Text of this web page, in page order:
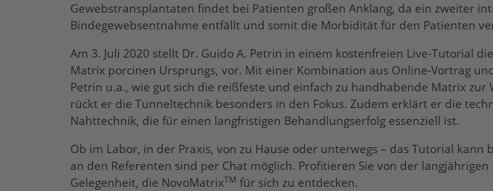
Gewebstransplantaten findet bei Patienten großen Anklang, da ein zweiter
Bindegewebsentnahme entfällt und somit die Morbidität für den Patienten
Am 3. Juli 2020 stellt Dr. Guido A. Petrin in einem kostenfreien Live-Tutorial
Matrix porcinen Ursprungs, vor. Mit einer Kombination aus Online-Vortrag
Petrin u.a., wie gut sich die reißfeste und einfach zu handhabende Matrix zur
rückt er die Tunneltechnik besonders in den Fokus. Zudem erklärt er die
Nahttechnik, die für einen langfristigen Behandlungserfolg essenziell ist.
Ob im Labor, in der Praxis, von zu Hause oder unterwegs – das Tutorial
an den Referenten sind per Chat möglich. Profitieren Sie von der
Gelegenheit, die NovoMatrixTM für sich zu entdecken.